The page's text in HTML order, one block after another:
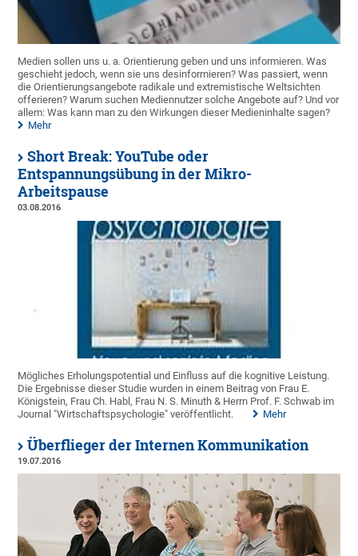
Medien sollen uns u. a. Orientierung geben und uns informieren. Was
geschieht jedoch, wenn sie uns desinformieren? Was passiert, wenn
die Orientierungsangebote radikale und extremistische Weltsichten
offerieren? Warum suchen Mediennutzer solche Angebote auf? Und vor
allem: Was kann man zu den Wirkungen dieser Medieninhalte sagen?
Mehr
Short Break: YouTube oder
Entspannungsübung in der Mikro-
Arbeitspause
03.08.2016
Mögliches Erholungspotential und Einfluss auf die kognitive Leistung.
Die Ergebnisse dieser Studie wurden in einem Beitrag von Frau E.
Königstein, Frau Ch. Habl, Frau N. S. Minuth & Herrn Prof. F. Schwab im
Journal "Wirtschaftspsychologie" veröffentlicht.
Mehr
Überflieger der Internen Kommunikation
19.07.2016